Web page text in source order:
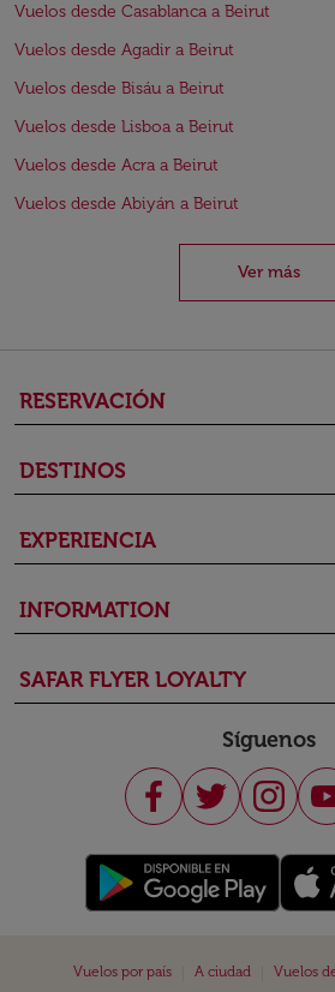
Vuelos desde Casablanca a Beirut
Vuelos desde Agadir a Beirut
Vuelos desde Bisáu a Beirut
Vuelos desde Lisboa a Beirut
Vuelos desde Acra a Beirut
Vuelos desde Abiyán a Beirut
Ver más
RESERVACIÓN
DESTINOS
EXPERIENCIA
INFORMATION
SAFAR FLYER LOYALTY
Síguenos
Vuelos por país A ciudad Vuelos